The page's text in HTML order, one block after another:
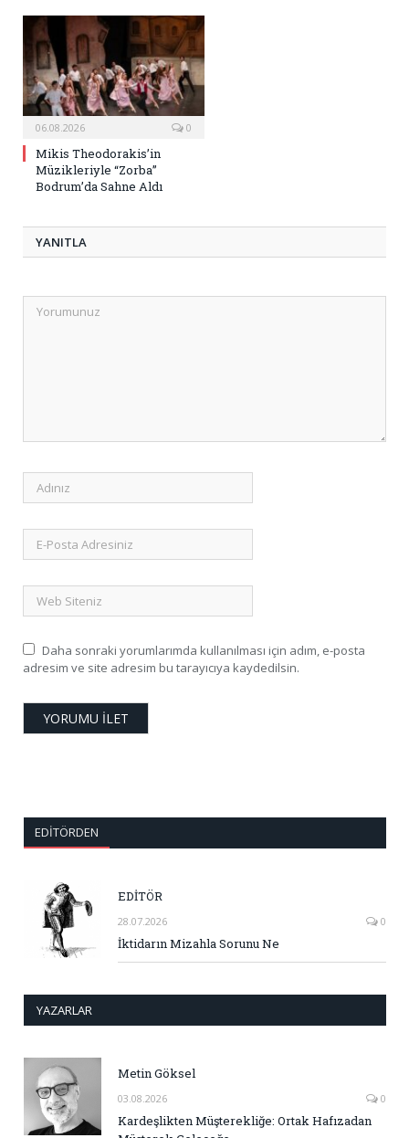
06.08.2026 0
Mikis Theodorakis’in
Müzikleriyle “Zorba”
Bodrum’da Sahne Aldı
YANITLA
Daha sonraki yorumlarımda kullanılması için adım, e-posta
adresim ve site adresim bu tarayıcıya kaydedilsin.
EDITÖRDEN
EDİTÖR
28.07.2026 0
İktidarın Mizahla Sorunu Ne
YAZARLAR
Metin Göksel
03.08.2026 0
Kardeşlikten Müşterekliğe: Ortak Hafızadan